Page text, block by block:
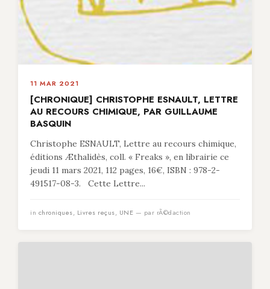
11 MAR 2021
[CHRONIQUE] CHRISTOPHE ESNAULT, LETTRE
AU RECOURS CHIMIQUE, PAR GUILLAUME
BASQUIN
Christophe ESNAULT, Lettre au recours chimique,
éditions Æthalidès, coll. « Freaks », en librairie ce
jeudi 11 mars 2021, 112 pages, 16€, ISBN : 978-2-
491517-08-3. Cette Lettre...
in chroniques, Livres reçus, UNE — par rÃ©daction